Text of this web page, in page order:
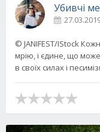
Убивчі
© JANIFEST/IStock
мрію, і єдине, що
в своїх силах і